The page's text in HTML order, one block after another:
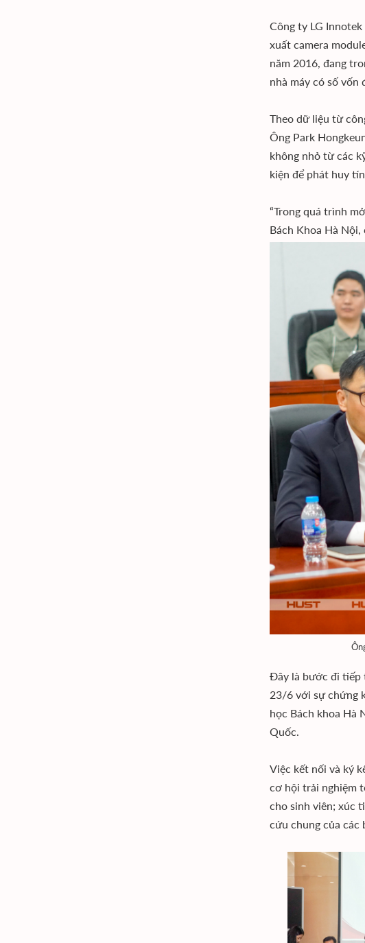
Công ty LG
xuất camera
năm 2016, đang
nhà máy có số vốn
Theo dữ liệu từ
Ông Park
không nhỏ từ các
kiện để phát huy
“Trong quá trình
Bách Khoa Hà
Đây là bước đi tiếp
23/6 với sự chứng
học Bách khoa Hà
Quốc.
Việc kết nối và ký
cơ hội trải nghiệm
cho sinh viên; xúc
cứu chung của các